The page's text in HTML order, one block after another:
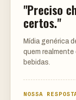
"Preciso
certos."
Mídia genérica
quem
bebidas.
NOSSA